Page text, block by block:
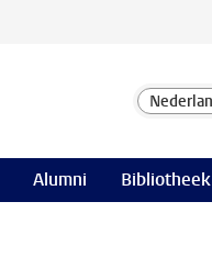
Alumni Bibliotheek